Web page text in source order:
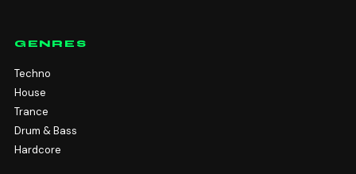
GENRES
Techno
House
Trance
Drum & Bass
Hardcore